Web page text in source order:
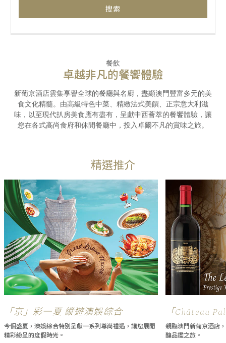
搜索
餐飲
卓越非凡的餐饗體驗
新葡京酒店雲集享譽全球的餐廳與名廚，盡顯澳門豐富多元的美
食文化精髓。由高級特色中菜、精緻法式美饌、正宗意大利滋
味，以至現代扒房美食應有盡有，呈獻中西薈萃的餐饗體驗，讓
您在各式高尚食府和休閒餐廳中，投入卓爾不凡的賞味之旅。
精選推介
「京」彩一夏 縱遊澳娛綜合
今個盛夏，澳娛綜合特別呈獻一系列尊尚禮遇，讓您展開
精彩紛呈的度假時光。
「Château
鑑饗宴
親臨澳門新葡京酒店
釀品鑑之旅。